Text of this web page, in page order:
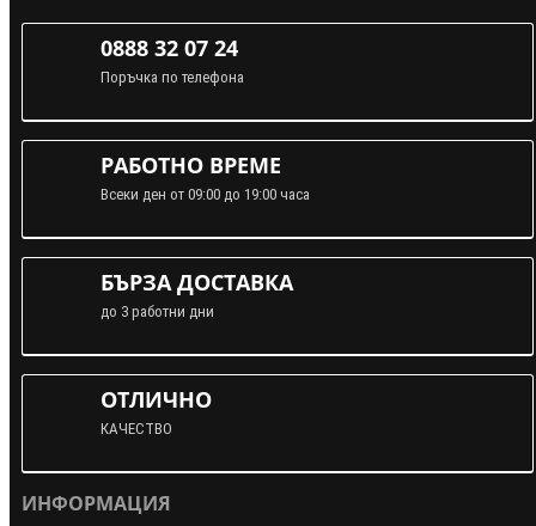
0888 32 07 24
Поръчка по телефона
РАБОТНО ВРЕМЕ
Всеки ден от 09:00 до 19:00 часа
БЪРЗА ДОСТАВКА
до 3 работни дни
ОТЛИЧНО
КАЧЕСТВО
ИНФОРМАЦИЯ